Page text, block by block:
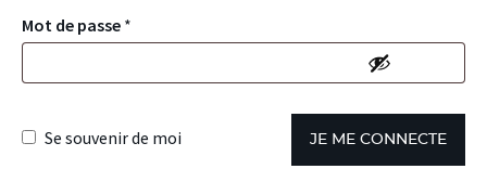
Mot de passe *
Se souvenir de moi JE ME CONNECTE